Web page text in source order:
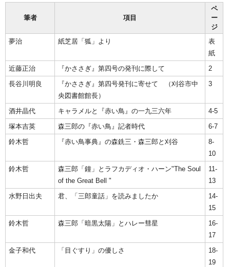
筆者 項目
ペ
ー
ジ
夢治
紙芝居「狐」より
表
紙
近藤正治
『かささぎ』第四号の発刊に際して
2
長谷川明良
『かささぎ』第四号発刊に寄せて （刈谷市中
央図書館館長）
3
酒井晶代 キャラメルと『赤い鳥』の一九三六年
4-5
塚本吉英
森三郎の『赤い鳥』記者時代
6-7
鈴木哲
『赤い鳥事典』の森銑三・森三郎と刈谷
8-
10
鈴木哲
森三郎「鐘」とラフカディオ・ハーン"The Soul
of the Great Bell "
11-
13
水野日出夫
君、「三郎童話」を読みましたか
14-
15
鈴木哲
森三郎「暗黒太陽」とハレー彗星
16-
17
金子和代
「目ぐすり」の優しさ
18-
19